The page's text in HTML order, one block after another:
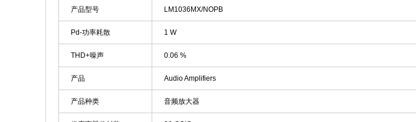
产品型号 LM1036MX/NOPB
Pd-功率耗散 1 W
THD+噪声 0.06 %
产品 Audio Amplifiers
产品种类 音频放大器